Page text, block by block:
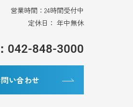
営業時間：24時間受付中
定休日： 年中無休
042-848-3000
い合わせ